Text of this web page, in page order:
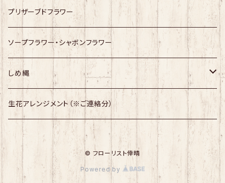
プリザーブドフラワー
ソープフラワー・シャボンフラワー
しめ縄
幸せますしめ縄
しめ縄
生花アレンジメント（※ご連絡分）
© フローリスト倖晴
Powered by